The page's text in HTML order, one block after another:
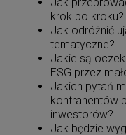
krok po kroku?
Jak odróżnić
tematyczne?
Jakie są
ESG przez
Jakich pytań
kontrahentów
inwestorów?
Jak będzie